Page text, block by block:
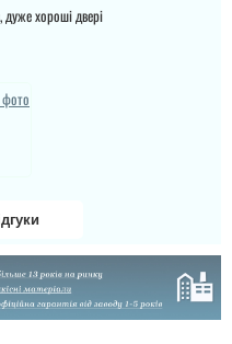
дуже хороші двері